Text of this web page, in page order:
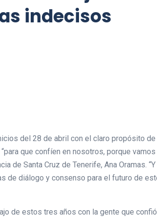
indecisos
del 28 de abril con el claro propósito
que confíen en nosotros, porque vamos
de Santa Cruz de Tenerife, Ana Oramas.
de diálogo y consenso para el futuro de
de estos tres años con la gente que